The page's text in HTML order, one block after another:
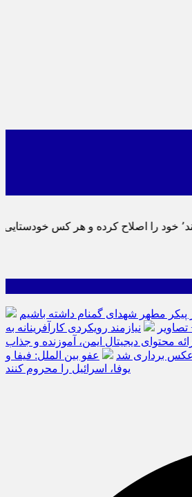
پیکر مطهر شهدای گمنام داشته باشیم
نیازمند رویکردی کارآفرینانه به
دیجیتال ایمن، آموزنده و جذاب
عکس برداری شد
عفو بین الملل: فیفا و
یوفا، اسرائیل را محروم کنند